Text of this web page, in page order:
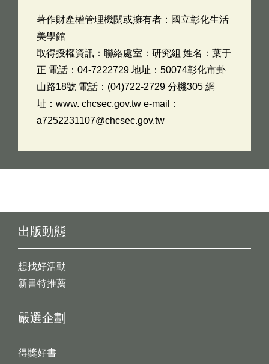
著作財產權管理機關或擁有者：國立彰化生活
美學館
取得授權資訊：聯絡處室：研究組 姓名：葉于
正 電話：04-7222729 地址：50074彰化市卦
山路18號 電話：(04)722-2729 分機305 網
址：www. chcsec.gov.tw e-mail：
a7252231107@chcsec.gov.tw
出版動態
想找好活動
新書特推薦
嚴選企劃
得獎好書